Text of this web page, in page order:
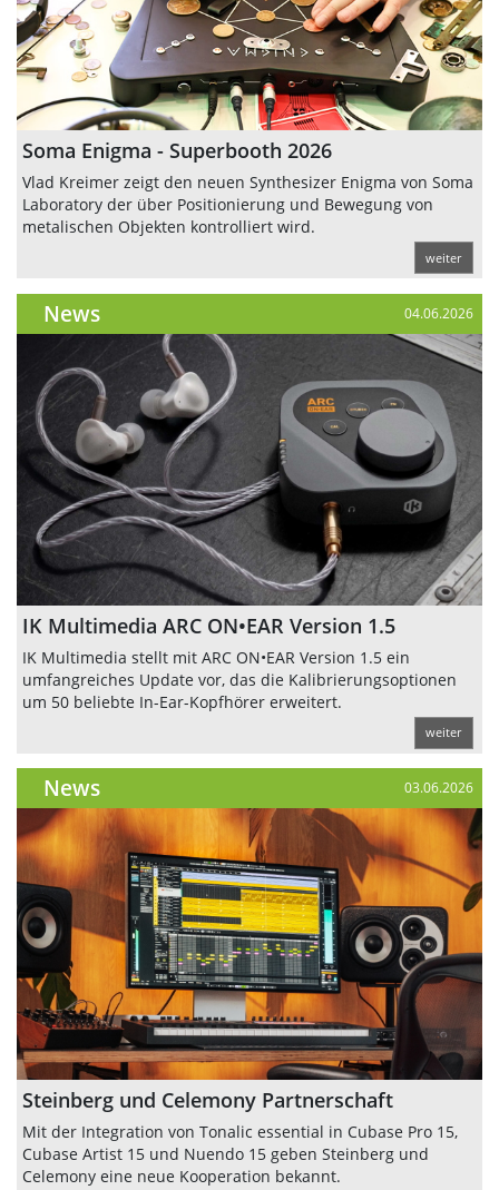
Soma Enigma - Superbooth 2026
Vlad Kreimer zeigt den neuen Synthesizer Enigma von Soma
Laboratory der über Positionierung und Bewegung von
metalischen Objekten kontrolliert wird.
weiter
News 04.06.2026
IK Multimedia ARC ON•EAR Version 1.5
IK Multimedia stellt mit ARC ON•EAR Version 1.5 ein
umfangreiches Update vor, das die Kalibrierungsoptionen
um 50 beliebte In-Ear-Kopfhörer erweitert.
weiter
News 03.06.2026
Steinberg und Celemony Partnerschaft
Mit der Integration von Tonalic essential in Cubase Pro 15,
Cubase Artist 15 und Nuendo 15 geben Steinberg und
Celemony eine neue Kooperation bekannt.